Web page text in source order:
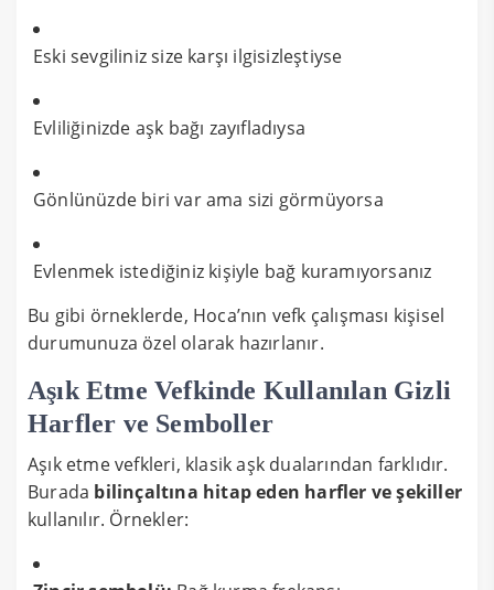
Eski sevgiliniz size karşı ilgisizleştiyse
Evliliğinizde aşk bağı zayıfladıysa
Gönlünüzde biri var ama sizi görmüyorsa
Evlenmek istediğiniz kişiyle bağ kuramıyorsanız
Bu gibi örneklerde, Hoca’nın vefk çalışması kişisel
durumunuza özel olarak hazırlanır.
Aşık Etme Vefkinde Kullanılan Gizli
Harfler ve Semboller
Aşık etme vefkleri, klasik aşk dualarından farklıdır.
Burada bilinçaltına hitap eden harfler ve şekiller
kullanılır. Örnekler: